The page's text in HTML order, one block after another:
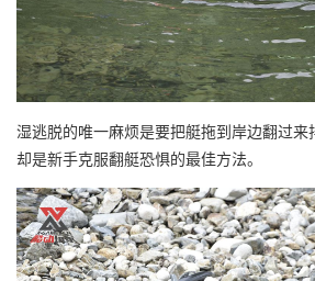
湿逃脱的唯一麻烦是要把艇拖到岸边翻过来
却是新手克服翻艇恐惧的最佳方法。